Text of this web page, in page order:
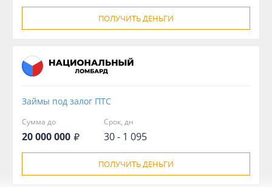
ПОЛУЧИТЬ ДЕНЬГИ
Займы под залог ПТС
Сумма до
20 000 000
Срок, дн
30 - 1 095
ПОЛУЧИТЬ ДЕНЬГИ